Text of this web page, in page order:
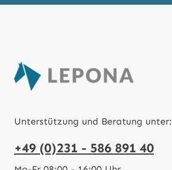
Unterstützung und Beratung unter:
+49 (0)231 - 586 891 40